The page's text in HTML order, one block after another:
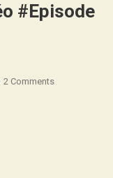
#Episode
2 CommentsOn